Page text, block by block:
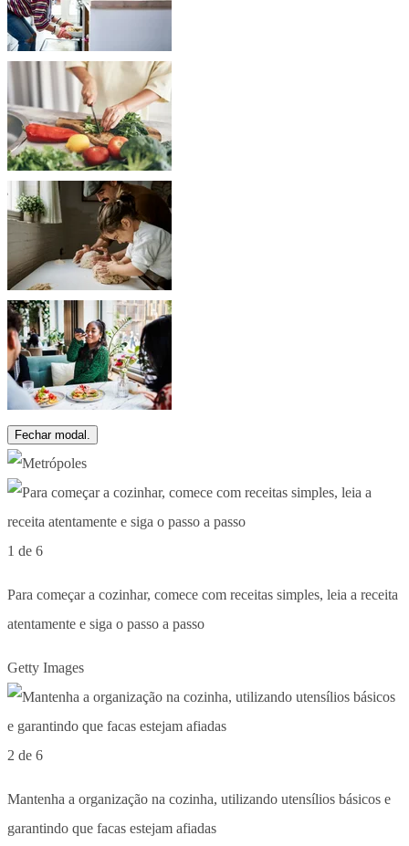
Fechar modal.
1 de 6
Para começar a cozinhar, comece com receitas simples, leia a receita
atentamente e siga o passo a passo
Getty Images
2 de 6
Mantenha a organização na cozinha, utilizando utensílios básicos e
garantindo que facas estejam afiadas